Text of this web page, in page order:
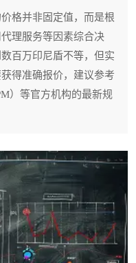
格并非固定值，而是根
理服务等因素综合决
百万印尼盾不等，但实
得准确报价，建议参考
）等官方机构的最新规